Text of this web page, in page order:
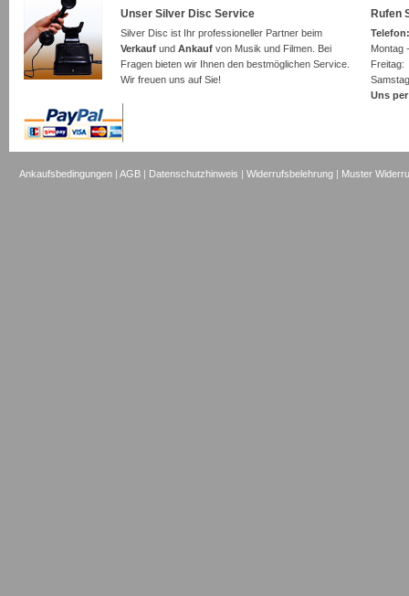
Unser Silver Disc Service
Silver Disc ist Ihr professioneller Partner beim
Verkauf und Ankauf von Musik und Filmen. Bei
Fragen bieten wir Ihnen den bestmöglichen Service.
Wir freuen uns auf Sie!
Rufen
Montag
Uns
Ankaufsbedingungen |AGB | Datenschutzhinweis |Widerrufsbelehrung | Muster